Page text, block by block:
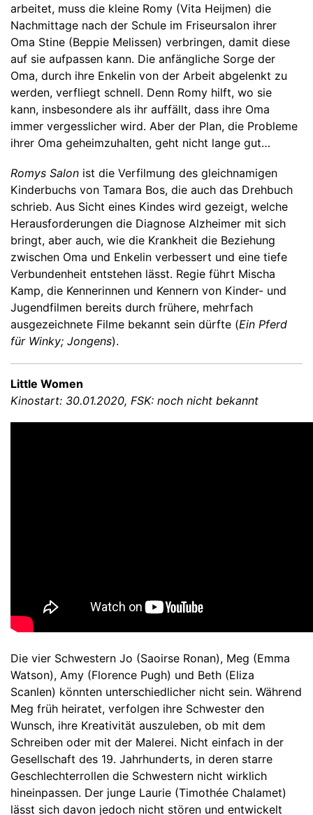
arbeitet, muss die kleine Romy (Vita Heijmen) die
Nachmittage nach der Schule im Friseursalon ihrer
Oma Stine (Beppie Melissen) verbringen, damit diese
auf sie aufpassen kann. Die anfängliche Sorge der
Oma, durch ihre Enkelin von der Arbeit abgelenkt zu
werden, verfliegt schnell. Denn Romy hilft, wo sie
kann, insbesondere als ihr auffällt, dass ihre Oma
immer vergesslicher wird. Aber der Plan, die Probleme
ihrer Oma geheimzuhalten, geht nicht lange gut…
Romys Salon ist die Verfilmung des gleichnamigen
Kinderbuchs von Tamara Bos, die auch das Drehbuch
schrieb. Aus Sicht eines Kindes wird gezeigt, welche
Herausforderungen die Diagnose Alzheimer mit sich
bringt, aber auch, wie die Krankheit die Beziehung
zwischen Oma und Enkelin verbessert und eine tiefe
Verbundenheit entstehen lässt. Regie führt Mischa
Kamp, die Kennerinnen und Kennern von Kinder- und
Jugendfilmen bereits durch frühere, mehrfach
ausgezeichnete Filme bekannt sein dürfte (Ein Pferd
für Winky; Jongens).
Little Women
Kinostart: 30.01.2020, FSK: noch nicht bekannt
Die vier Schwestern Jo (Saoirse Ronan), Meg (Emma
Watson), Amy (Florence Pugh) und Beth (Eliza
Scanlen) könnten unterschiedlicher nicht sein. Während
Meg früh heiratet, verfolgen ihre Schwester den
Wunsch, ihre Kreativität auszuleben, ob mit dem
Schreiben oder mit der Malerei. Nicht einfach in der
Gesellschaft des 19. Jahrhunderts, in deren starre
Geschlechterrollen die Schwestern nicht wirklich
hineinpassen. Der junge Laurie (Timothée Chalamet)
lässt sich davon jedoch nicht stören und entwickelt